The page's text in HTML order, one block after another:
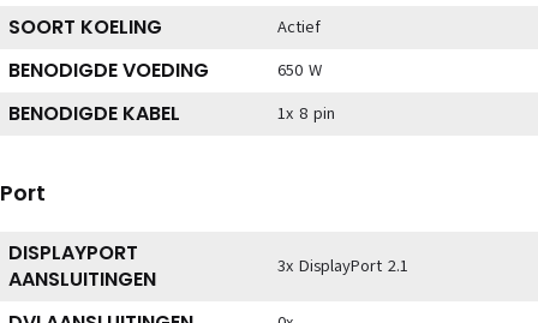
SOORT KOELING Actief
BENODIGDE VOEDING 650 W
BENODIGDE KABEL 1x 8 pin
Port
DISPLAYPORT
AANSLUITINGEN
3x DisplayPort 2.1